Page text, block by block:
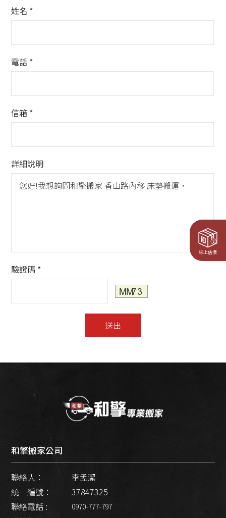
姓名 *
電話 *
信箱 *
詳細說明
驗證碼 *
送出
和擎搬家公司
聯絡人：
李孟潔
統一編號：
37847325
聯絡電話 :
0970-777-797
線上估價